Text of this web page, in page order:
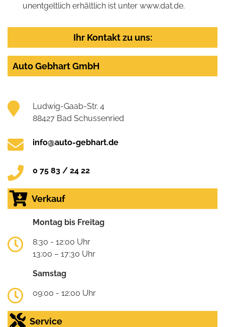
unentgeltlich erhältlich ist unter www.dat.de.
Ihr Kontakt zu uns:
Auto Gebhart GmbH
Ludwig-Gaab-Str. 4
88427 Bad Schussenried
info@auto-gebhart.de
0 75 83 / 24 22
Verkauf
Montag bis Freitag
8:30 - 12:00 Uhr
13:00 – 17:30 Uhr
Samstag
09:00 - 12:00 Uhr
Service